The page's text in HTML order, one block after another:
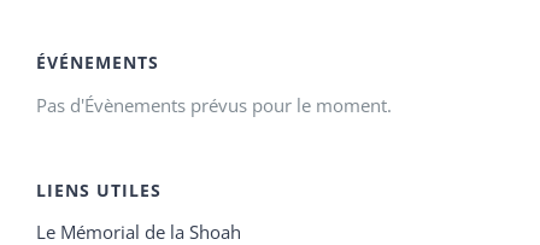
ÉVÉNEMENTS
Pas d'Évènements prévus pour le moment.
LIENS UTILES
Le Mémorial de la Shoah